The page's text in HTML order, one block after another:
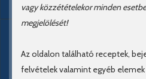
vagy közzétételekor minden
megjelölését!
Az oldalon található receptek,
felvételek valamint egyéb